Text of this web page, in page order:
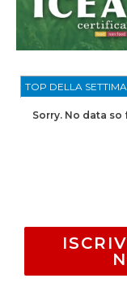
TOP DELLA
Sorry. No data so